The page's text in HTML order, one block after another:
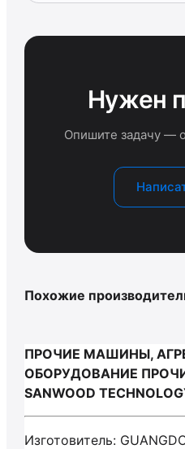
Нужен
Опишите задачу —
Похожие
ПРОЧИЕ МАШИНЫ,
ОБОРУДОВАНИЕ
SANWOOD
Изготовитель: